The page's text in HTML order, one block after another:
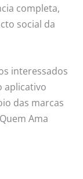
completa,
social da
interessados
aplicativo
das marcas
Ama